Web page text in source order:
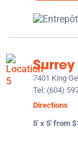
Surrey
7401 King
Tel: (604)
Directions
5' x 5' from